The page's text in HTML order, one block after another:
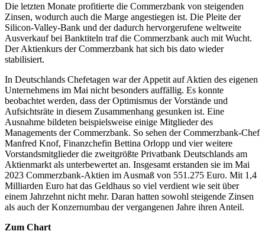
Die letzten Monate profitierte die Commerzbank von steigenden
Zinsen, wodurch auch die Marge angestiegen ist. Die Pleite der
Silicon-Valley-Bank und der dadurch hervorgerufene weltweite
Ausverkauf bei Banktiteln traf die Commerzbank auch mit Wucht.
Der Aktienkurs der Commerzbank hat sich bis dato wieder
stabilisiert.
In Deutschlands Chefetagen war der Appetit auf Aktien des eigenen
Unternehmens im Mai nicht besonders auffällig. Es konnte
beobachtet werden, dass der Optimismus der Vorstände und
Aufsichtsräte in diesem Zusammenhang gesunken ist. Eine
Ausnahme bildeten beispielsweise einige Mitglieder des
Managements der Commerzbank. So sehen der Commerzbank-Chef
Manfred Knof, Finanzchefin Bettina Orlopp und vier weitere
Vorstandsmitglieder die zweitgrößte Privatbank Deutschlands am
Aktienmarkt als unterbewertet an. Insgesamt erstanden sie im Mai
2023 Commerzbank-Aktien im Ausmaß von 551.275 Euro. Mit 1,4
Milliarden Euro hat das Geldhaus so viel verdient wie seit über
einem Jahrzehnt nicht mehr. Daran hatten sowohl steigende Zinsen
als auch der Konzernumbau der vergangenen Jahre ihren Anteil.
Zum Chart